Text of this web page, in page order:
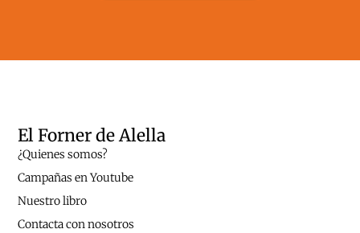
El Forner de Alella
¿Quienes somos?
Campañas en Youtube
Nuestro libro
Contacta con nosotros